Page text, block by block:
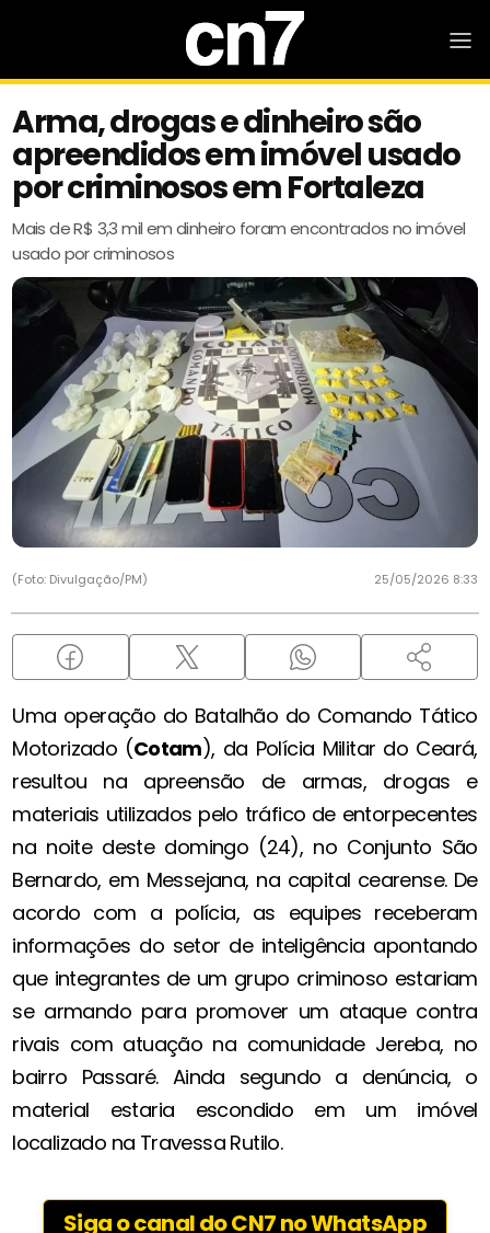
Arma, drogas e dinheiro são
apreendidos em imóvel usado
por criminosos em Fortaleza
Mais de R$ 3,3 mil em dinheiro foram encontrados no imóvel
usado por criminosos
(Foto: Divulgação/PM) 25/05/2026 8:33
Uma operação do Batalhão do Comando Tático
Motorizado (Cotam), da Polícia Militar do Ceará,
resultou na apreensão de armas, drogas e
materiais utilizados pelo tráfico de entorpecentes
na noite deste domingo (24), no Conjunto São
Bernardo, em Messejana, na capital cearense. De
acordo com a polícia, as equipes receberam
informações do setor de inteligência apontando
que integrantes de um grupo criminoso estariam
se armando para promover um ataque contra
rivais com atuação na comunidade Jereba, no
bairro Passaré. Ainda segundo a denúncia, o
material estaria escondido em um imóvel
localizado na Travessa Rutilo.
Siga o canal do CN7 no WhatsApp